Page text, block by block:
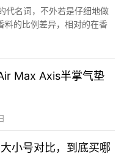
代名词，不外若是仔细地做
料的比例差异，相对的在香
是所谓的赋香率，当赋香
比例也就对照高，香水也
Max Axis半掌气垫
小号对比，到底买哪